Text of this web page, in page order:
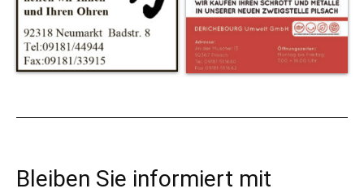
Bleiben Sie informiert mit